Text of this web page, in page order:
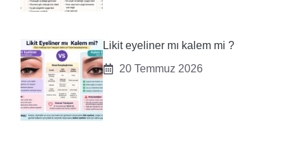
Likit eyeliner mı kalem mi ?
20 Temmuz 2026